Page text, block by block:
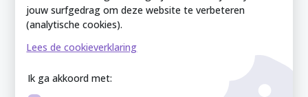
jouw surfgedrag om deze website te verbeteren
(analytische cookies).
Lees de cookieverklaring
Ik ga akkoord met:
Mede in Zutphen is onderdeel van de
Zutphense Uitdaging. KVK Zutphense
Uitdaging: 08212926